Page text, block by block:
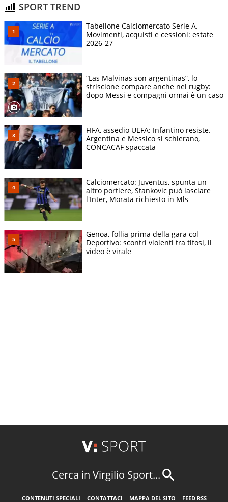
SPORT TREND
Tabellone Calciomercato Serie A.
Movimenti, acquisti e cessioni: estate
2026-27
“Las Malvinas son argentinas”, lo
striscione compare anche nel rugby:
dopo Messi e compagni ormai è un caso
FIFA, assedio UEFA: Infantino resiste.
Argentina e Messico si schierano,
CONCACAF spaccata
Calciomercato: Juventus, spunta un
altro portiere, Stankovic può lasciare
l'Inter, Morata richiesto in Mls
Genoa, follia prima della gara col
Deportivo: scontri violenti tra tifosi, il
video è virale
Cerca in Virgilio Sport...
CONTENUTI SPECIALI CONTATTACI MAPPA DEL SITO FEED RSS